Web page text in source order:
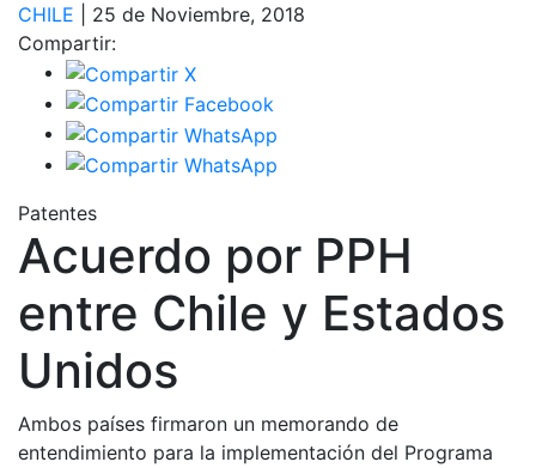
CHILE | 25 de Noviembre, 2018
Compartir:
Patentes
Acuerdo por PPH
entre Chile y Estados
Unidos
Ambos países firmaron un memorando de
entendimiento para la implementación del Programa